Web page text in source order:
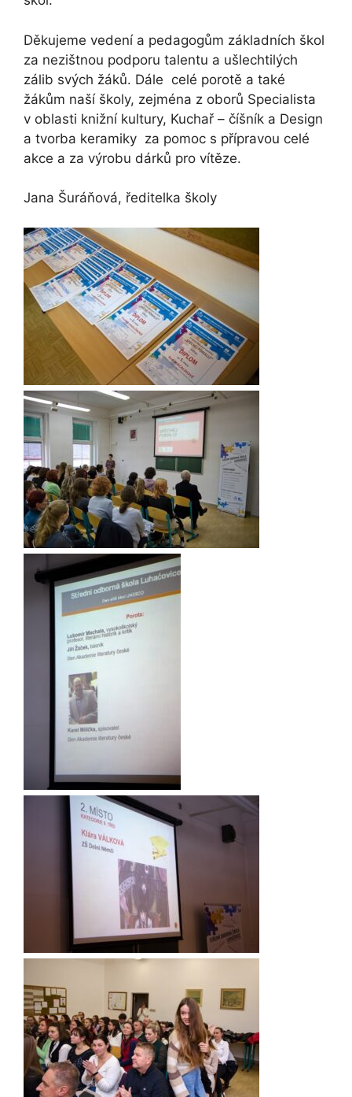
Děkujeme vedení a pedagogům základních škol
za nezištnou podporu talentu a ušlechtilých
zálib svých žáků. Dále celé porotě a také
žákům naší školy, zejména z oborů Specialista
v oblasti knižní kultury, Kuchař – číšník a Design
a tvorba keramiky za pomoc s přípravou celé
akce a za výrobu dárků pro vítěze.
Jana Šuráňová, ředitelka školy